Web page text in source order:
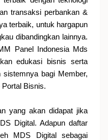
transaksi perbankan &
terbaik, untuk hargapun
dibandingkan lainnya.
Panel Indonesia Mds
edukasi bisnis serta
sistemnya bagi Member,
Bisnis.
yang akan didapat jika
Digital. Adapun daftar
MDS Digital sebagai